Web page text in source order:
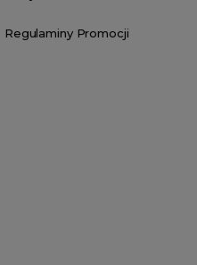
Regulaminy Promocji